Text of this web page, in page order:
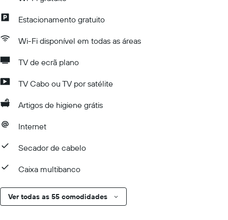
Estacionamento gratuito
Wi-Fi disponível em todas as áreas
TV de ecrã plano
TV Cabo ou TV por satélite
Artigos de higiene grátis
Internet
Secador de cabelo
Caixa multibanco
Ver todas as 55 comodidades